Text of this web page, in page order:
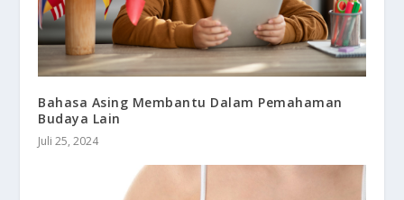
Bahasa Asing Membantu Dalam Pemahaman
Budaya Lain
Juli 25, 2024